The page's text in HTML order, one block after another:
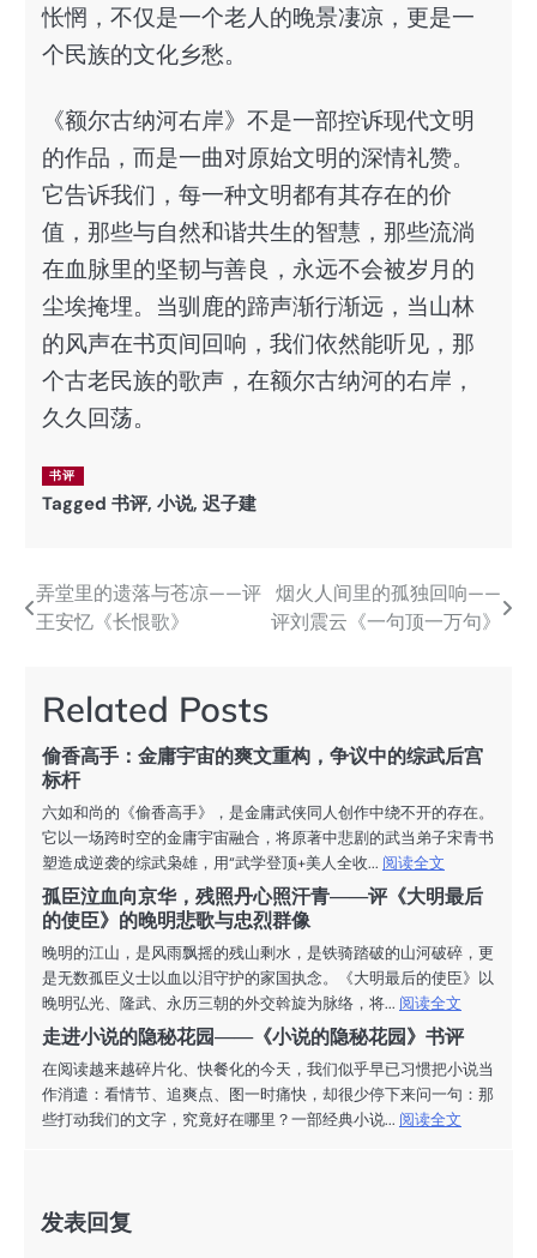
怅惘，不仅是一个老人的晚景凄凉，更是一
个民族的文化乡愁。
《额尔古纳河右岸》不是一部控诉现代文明
的作品，而是一曲对原始文明的深情礼赞。
它告诉我们，每一种文明都有其存在的价
值，那些与自然和谐共生的智慧，那些流淌
在血脉里的坚韧与善良，永远不会被岁月的
尘埃掩埋。当驯鹿的蹄声渐行渐远，当山林
的风声在书页间回响，我们依然能听见，那
个古老民族的歌声，在额尔古纳河的右岸，
久久回荡。
书评
Tagged 书评, 小说, 迟子建
文
航
弄堂里的遗落与苍凉——评
王安忆《长恨歌》
烟火人间里的孤独回响——
评刘震云《一句顶一万句》
Related Posts
偷香高手：金庸宇宙的爽文重构，争议中的综武后宫
标杆
六如和尚的《偷香高手》，是金庸武侠同人创作中绕不开的存在。
它以一场跨时空的金庸宇宙融合，将原著中悲剧的武当弟子宋青书
塑造成逆袭的综武枭雄，用“武学登顶+美人全收... 阅读全文
孤臣泣血向京华，残照丹心照汗青——评《大明最后
的使臣》的晚明悲歌与忠烈群像
晚明的江山，是风雨飘摇的残山剩水，是铁骑踏破的山河破碎，更
是无数孤臣义士以血以泪守护的家国执念。《大明最后的使臣》以
晚明弘光、隆武、永历三朝的外交斡旋为脉络，将... 阅读全文
走进小说的隐秘花园——《小说的隐秘花园》书评
在阅读越来越碎片化、快餐化的今天，我们似乎早已习惯把小说当
作消遣：看情节、追爽点、图一时痛快，却很少停下来问一句：那
些打动我们的文字，究竟好在哪里？一部经典小说... 阅读全文
发表回复